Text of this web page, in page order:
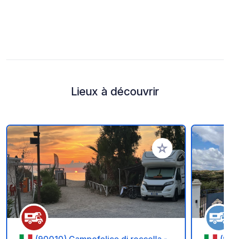
Lieux à découvrir
Ajouter à vos